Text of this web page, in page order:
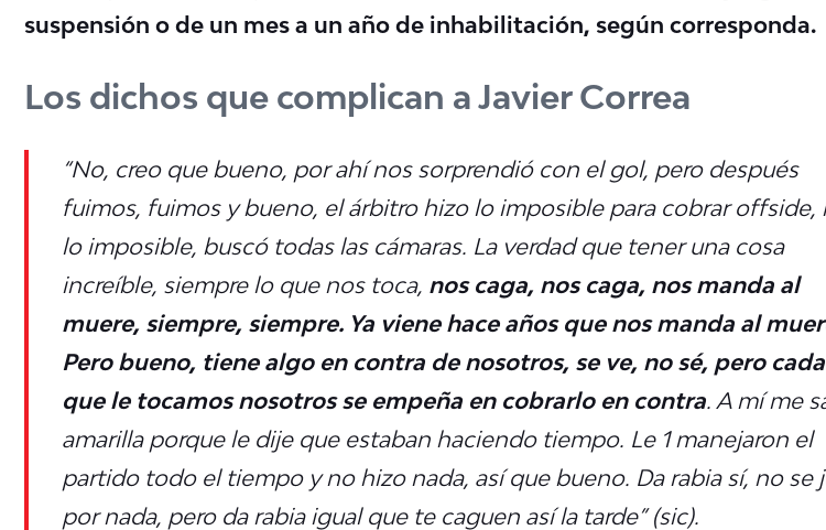
suspensión o de un mes a un año de inhabilitación, según corresponda.
Los dichos que complican a Javier Correa
“No, creo que bueno, por ahí nos sorprendió con el gol, pero después
fuimos, fuimos y bueno, el árbitro hizo lo imposible para cobrar offside,
lo imposible, buscó todas las cámaras. La verdad que tener una cosa
increíble, siempre lo que nos toca, nos caga, nos caga, nos manda al
muere, siempre, siempre. Ya viene hace años que nos manda al
Pero bueno, tiene algo en contra de nosotros, se ve, no sé, pero
que le tocamos nosotros se empeña en cobrarlo en contra . A mí me
amarilla porque le dije que estaban haciendo tiempo. Le 1 manejaron el
partido todo el tiempo y no hizo nada, así que bueno. Da rabia sí, no se
por nada, pero da rabia igual que te caguen así la tarde” (sic).